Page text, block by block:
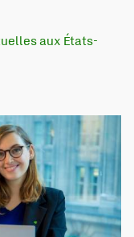
aux États-